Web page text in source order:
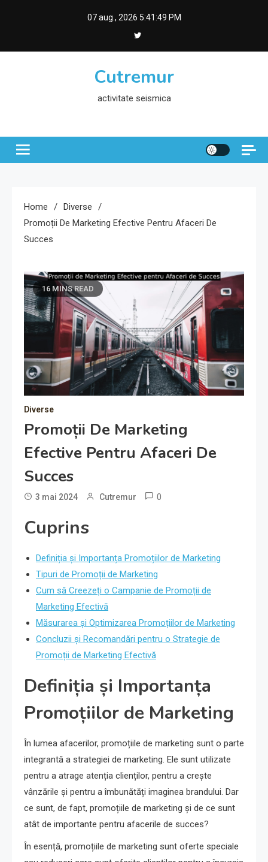
07 aug., 2026 5:41:50 PM
Cutremur
activitate seismica
Home
Diverse
Promoții De Marketing Efective Pentru Afaceri De
Succes
16 MINS READ
Diverse
Promoții De Marketing
Efective Pentru Afaceri De
Succes
3 mai 2024 Cutremur 0
Cuprins
Definiția și Importanța Promoțiilor de Marketing
Tipuri de Promoții de Marketing
Cum să Creezeți o Campanie de Promoții de
Marketing Efectivă
Măsurarea și Optimizarea Promoțiilor de Marketing
Concluzii și Recomandări pentru o Strategie de
Promoții de Marketing Efectivă
Definiția și Importanța
Promoțiilor de Marketing
În lumea afacerilor, promoțiile de marketing sunt o parte
integrantă a strategiei de marketing. Ele sunt utilizate
pentru a atrage atenția clienților, pentru a crește
vânzările și pentru a îmbunătăți imaginea brandului. Dar
ce sunt, de fapt, promoțiile de marketing și de ce sunt
atât de importante pentru afacerile de succes?
În esență, promoțiile de marketing sunt oferte speciale